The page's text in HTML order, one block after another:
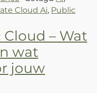
Cloud Ai, Public
Cloud – Wat
wat
jouw